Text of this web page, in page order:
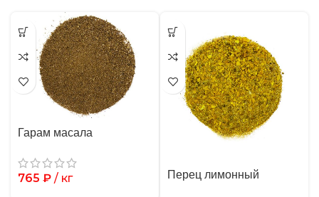
Гарам масала
765 ₽ / кг Перец лимонный